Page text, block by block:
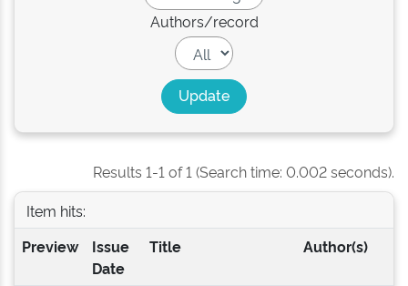
Authors/record
Results 1-1 of 1 (Search time: 0.002 seconds).
Item hits:
Preview
Issue
Date
Title Author(s)